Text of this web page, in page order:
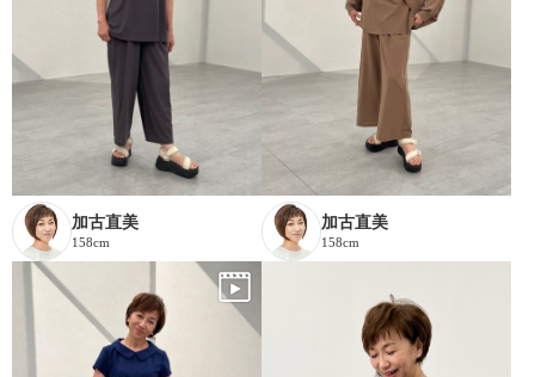
加古直美
158cm
加古直美
158cm